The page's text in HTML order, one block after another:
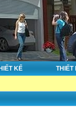
KẾ THIẾT
công nhà đẹp -